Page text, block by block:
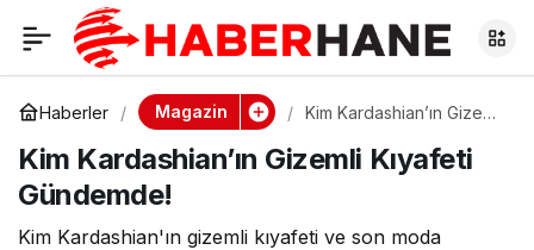
Haberler Magazin
Kim Kardashian’ın Gizemli
Kim Kardashian’ın Gizemli Kıyafeti
Gündemde!
Kim Kardashian'ın gizemli kıyafeti ve son moda
Kim Kardashian’ın
Gizemli Kıyafeti
Gündemde!